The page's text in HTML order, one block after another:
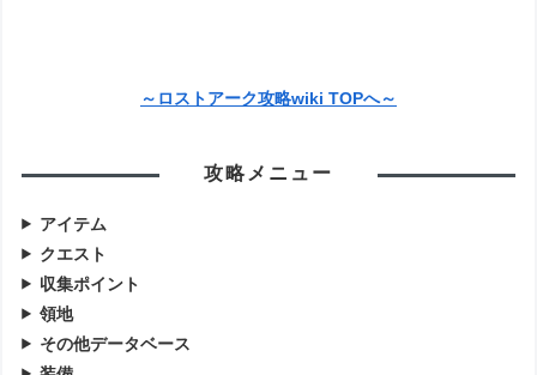
～ロストアーク攻略wiki TOPへ～
攻略メニュー
アイテム
クエスト
収集ポイント
領地
その他データベース